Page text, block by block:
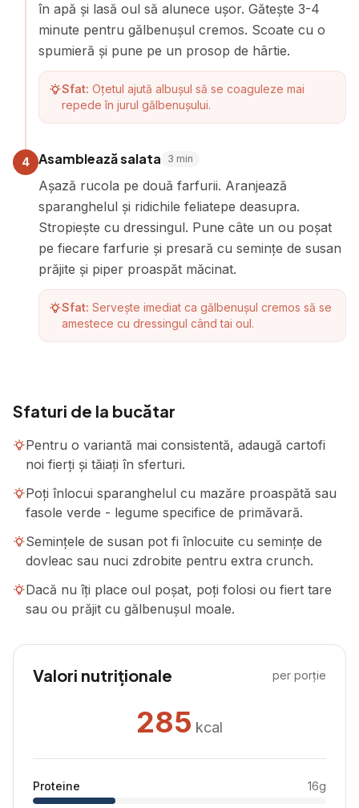
în apă și lasă oul să alunece ușor. Gătește 3-4
minute pentru gălbenușul cremos. Scoate cu o
spumieră și pune pe un prosop de hârtie.
Sfat: Oțetul ajută albușul să se coaguleze mai
repede în jurul gălbenușului.
4 Asamblează salata 3 min
Așază rucola pe două farfurii. Aranjează
sparanghelul și ridichile feliatepe deasupra.
Stropiește cu dressingul. Pune câte un ou poșat
pe fiecare farfurie și presară cu semințe de susan
prăjite și piper proaspăt măcinat.
Sfat: Servește imediat ca gălbenușul cremos să se
amestece cu dressingul când tai oul.
Sfaturi de la bucătar
Pentru o variantă mai consistentă, adaugă cartofi
noi fierți și tăiați în sferturi.
Poți înlocui sparanghelul cu mazăre proaspătă sau
fasole verde - legume specifice de primăvară.
Semințele de susan pot fi înlocuite cu semințe de
dovleac sau nuci zdrobite pentru extra crunch.
Dacă nu îți place oul poșat, poți folosi ou fiert tare
sau ou prăjit cu gălbenușul moale.
Valori nutriționale per porție
285 kcal
Proteine 16g